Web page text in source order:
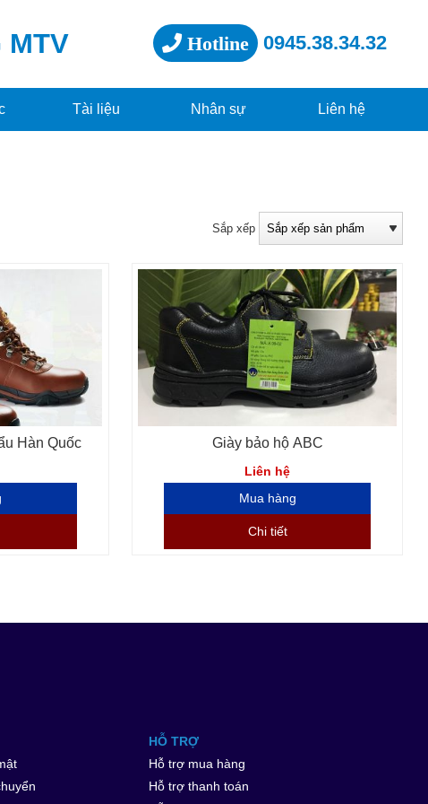
MTV Hotline 0945.38.34.32
Tài liệu Nhân sự Liên hệ
Sắp xếp
Hàn Quốc Giày bảo hộ ABC
Liên hệ
Chi tiết
HỖ TRỢ
Hỗ trợ mua hàng
Hỗ trợ thanh toán